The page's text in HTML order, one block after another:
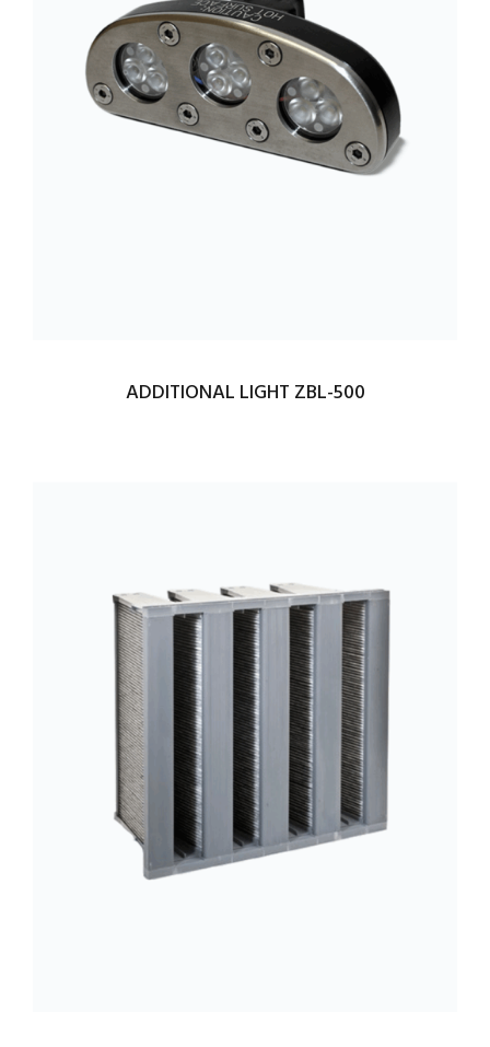
ADDITIONAL LIGHT ZBL-500